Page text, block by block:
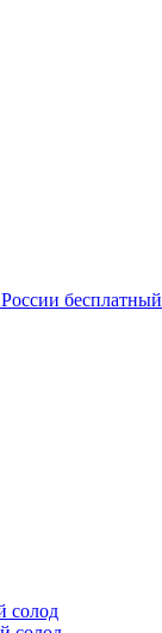
бесплатный
солод